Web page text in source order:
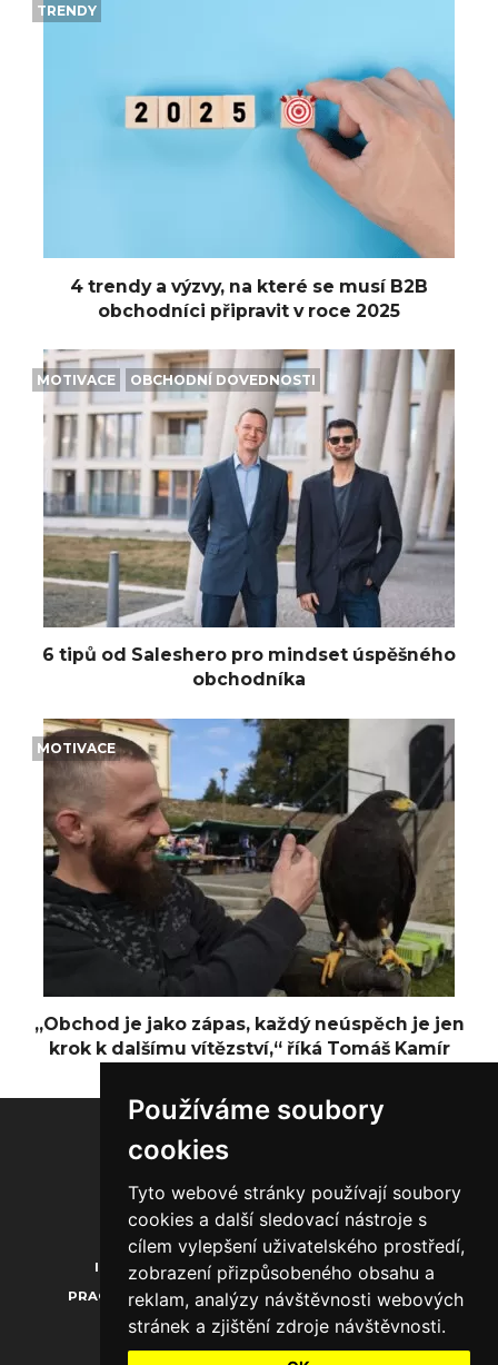
Používáme soubory
cookies
Tyto webové stránky používají soubory
cookies a další sledovací nástroje s
cílem vylepšení uživatelského prostředí,
zobrazení přizpůsobeného obsahu a
reklam, analýzy návštěvnosti webových
stránek a zjištění zdroje návštěvnosti.
TRENDY
4 trendy a výzvy, na které se musí B2B
obchodníci připravit v roce 2025
MOTIVACE OBCHODNÍ DOVEDNOSTI
6 tipů od Saleshero pro mindset úspěšného
obchodníka
MOTIVACE
„Obchod je jako zápas, každý neúspěch je jen
krok k dalšímu vítězství,“ říká Tomáš Kamír
20.000 1.850 1.300
INZERCE O NÁS
KONTAKTY
PRACOVNÍ PŘÍLEŽITOSTI
PROFILY FIREM
EVENTY